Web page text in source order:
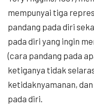
mempunyai tiga
pandang pada diri
pada diri yang ingin
(cara pandang pada
ketiganya tidak
ketidaknyamanan,
pada diri.